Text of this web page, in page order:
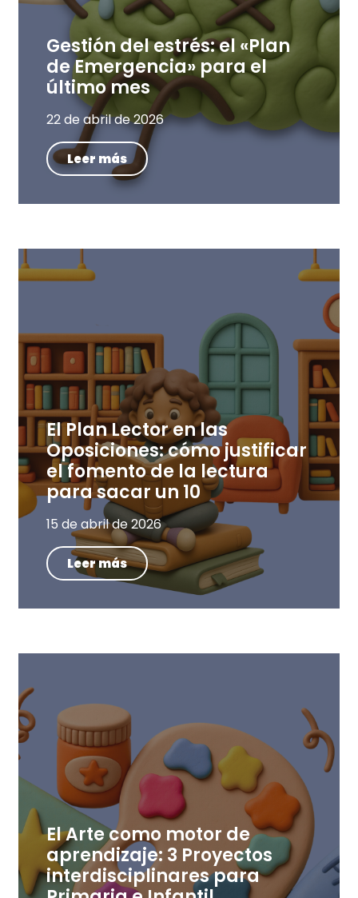
Gestión del estrés: el «Plan
de Emergencia» para el
último mes
22 de abril de 2026
Leer más
El Plan Lector en las
Oposiciones: cómo justificar
el fomento de la lectura
para sacar un 10
15 de abril de 2026
Leer más
El Arte como motor de
aprendizaje: 3 Proyectos
interdisciplinares para